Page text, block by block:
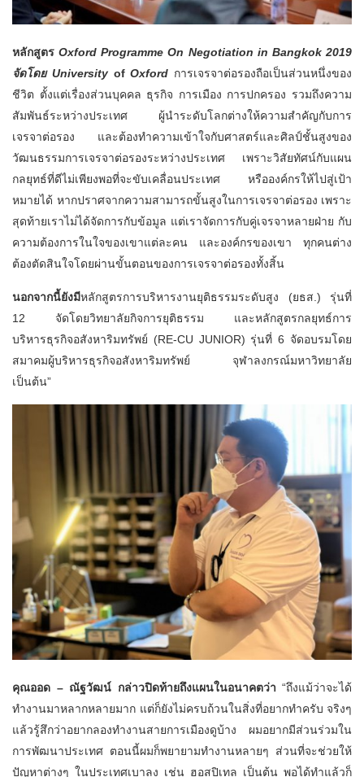
หลักสูตรOxford Programme On Negotiation in Bangkok 2019
จัดโดย UniversityofOxford การเจรจาต่อรองถือเป็นส่วนหนึ่งของ
ชีวิต ตั้งแต่เรื่องส่วนบุคคล ธุรกิจ การเมือง การปกครอง รวมถึงความ
สัมพันธ์ระหว่างประเทศ ผู้นำระดับโลกต่างให้ความสำคัญกับการ
เจรจาต่อรอง และต้องทำความเข้าใจกับศาสตร์และศิลป์ชั้นสูงของ
วัฒนธรรมการเจรจาต่อรองระหว่างประเทศ เพราะวิสัยทัศน์กับแผน
กลยุทธ์ที่ดีไม่เพียงพอที่จะขับเคลื่อนประเทศ หรือองค์กรให้ไปสู่เป้า
หมายได้ หากปราศจากความสามารถขั้นสูงในการเจรจาต่อรอง เพราะ
สุดท้ายเราไม่ได้จัดการกับข้อมูล แต่เราจัดการกับคู่เจรจาหลายฝ่าย กับ
ความต้องการในใจของเขาแต่ละคน และองค์กรของเขา ทุกคนต่าง
ต้องตัดสินใจโดยผ่านขั้นตอนของการเจรจาต่อรองทั้งสิ้น
นอกจากนี้ยังมีหลักสูตรการบริหารงานยุติธรรมระดับสูง (ยธส.) รุ่นที่
12 จัดโดยวิทยาลัยกิจการยุติธรรม และหลักสูตรกลยุทธ์การ
บริหารธุรกิจอสังหาริมทรัพย์ (RE-CU JUNIOR) รุ่นที่ 6 จัดอบรมโดย
สมาคมผู้บริหารธุรกิจอสังหาริมทรัพย์ จุฬาลงกรณ์มหาวิทยาลัย
เป็นต้น”
คุณออด – ณัฐวัฒน์ กล่าวปิดท้ายถึงแผนในอนาคตว่า “ถึงแม้ว่าจะได้
ทำงานมาหลากหลายมาก แต่ก็ยังไม่ครบถ้วนในสิ่งที่อยากทำครับ จริงๆ
แล้วรู้สึกว่าอยากลองทำงานสายการเมืองดูบ้าง ผมอยากมีส่วนร่วมใน
การพัฒนาประเทศ ตอนนี้ผมก็พยายามทำงานหลายๆ ส่วนที่จะช่วยให้
ปัญหาต่างๆ ในประเทศเบาลง เช่น ฮอสปิเทล เป็นต้น พอได้ทำแล้วก็